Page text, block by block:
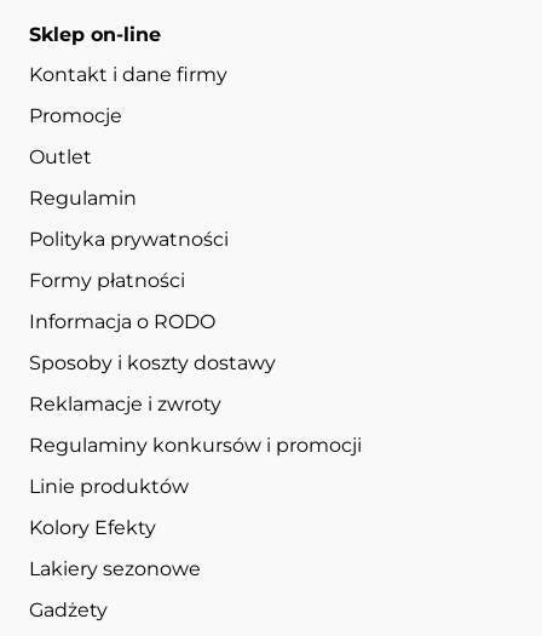
Sklep on-line
Kontakt i dane firmy
Promocje
Outlet
Regulamin
Polityka prywatności
Formy płatności
Informacja o RODO
Sposoby i koszty dostawy
Reklamacje i zwroty
Regulaminy konkursów i promocji
Linie produktów
Kolory Efekty
Lakiery sezonowe
Gadżety